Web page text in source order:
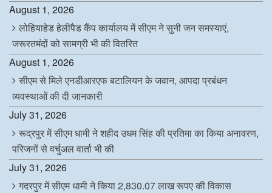
August 1, 2026
लोहियाहेड हेलीपैड कैंप कार्यालय में सीएम ने सुनी जन समस्याएं,
जरूरतमंदों को सामग्री भी की वितरित
August 1, 2026
सीएम से मिले एनडीआरएफ बटालियन के जवान, आपदा प्रबंधन
व्यवस्थाओं की दी जानकारी
July 31, 2026
रूद्रपुर में सीएम धामी ने शहीद उधम सिंह की प्रतिमा का किया अनावरण,
परिजनों से वर्चुअल वार्ता भी की
July 31, 2026
गदरपुर में सीएम धामी ने किया 2,830.07 लाख रूपए की विकास